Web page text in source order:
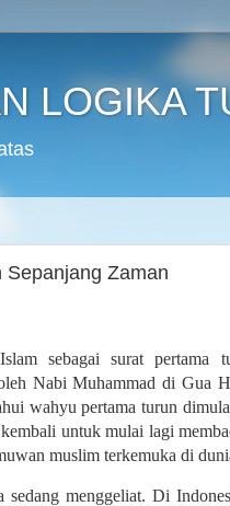
LOGIKA
Sepanjang Zaman
sebagai surat pertama
Nabi Muhammad di Gua
wahyu pertama turun
untuk mulai lagi
muslim terkemuka di
sedang menggeliat. Di